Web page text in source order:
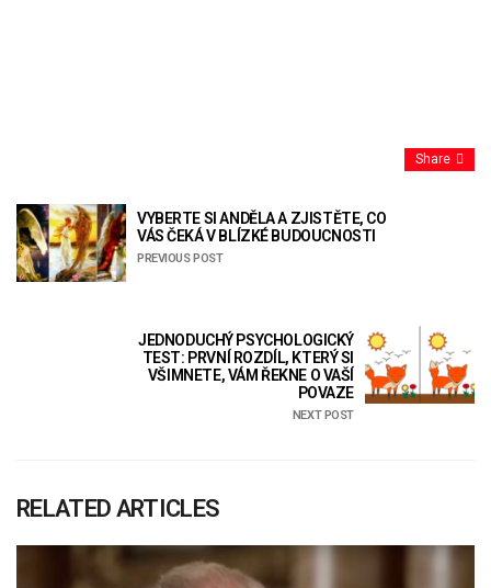
Share
VYBERTE SI ANDĚLA A ZJISTĚTE, CO
VÁS ČEKÁ V BLÍZKÉ BUDOUCNOSTI
PREVIOUS POST
JEDNODUCHÝ PSYCHOLOGICKÝ
TEST: PRVNÍ ROZDÍL, KTERÝ SI
VŠIMNETE, VÁM ŘEKNE O VAŠÍ
POVAZE
NEXT POST
RELATED ARTICLES